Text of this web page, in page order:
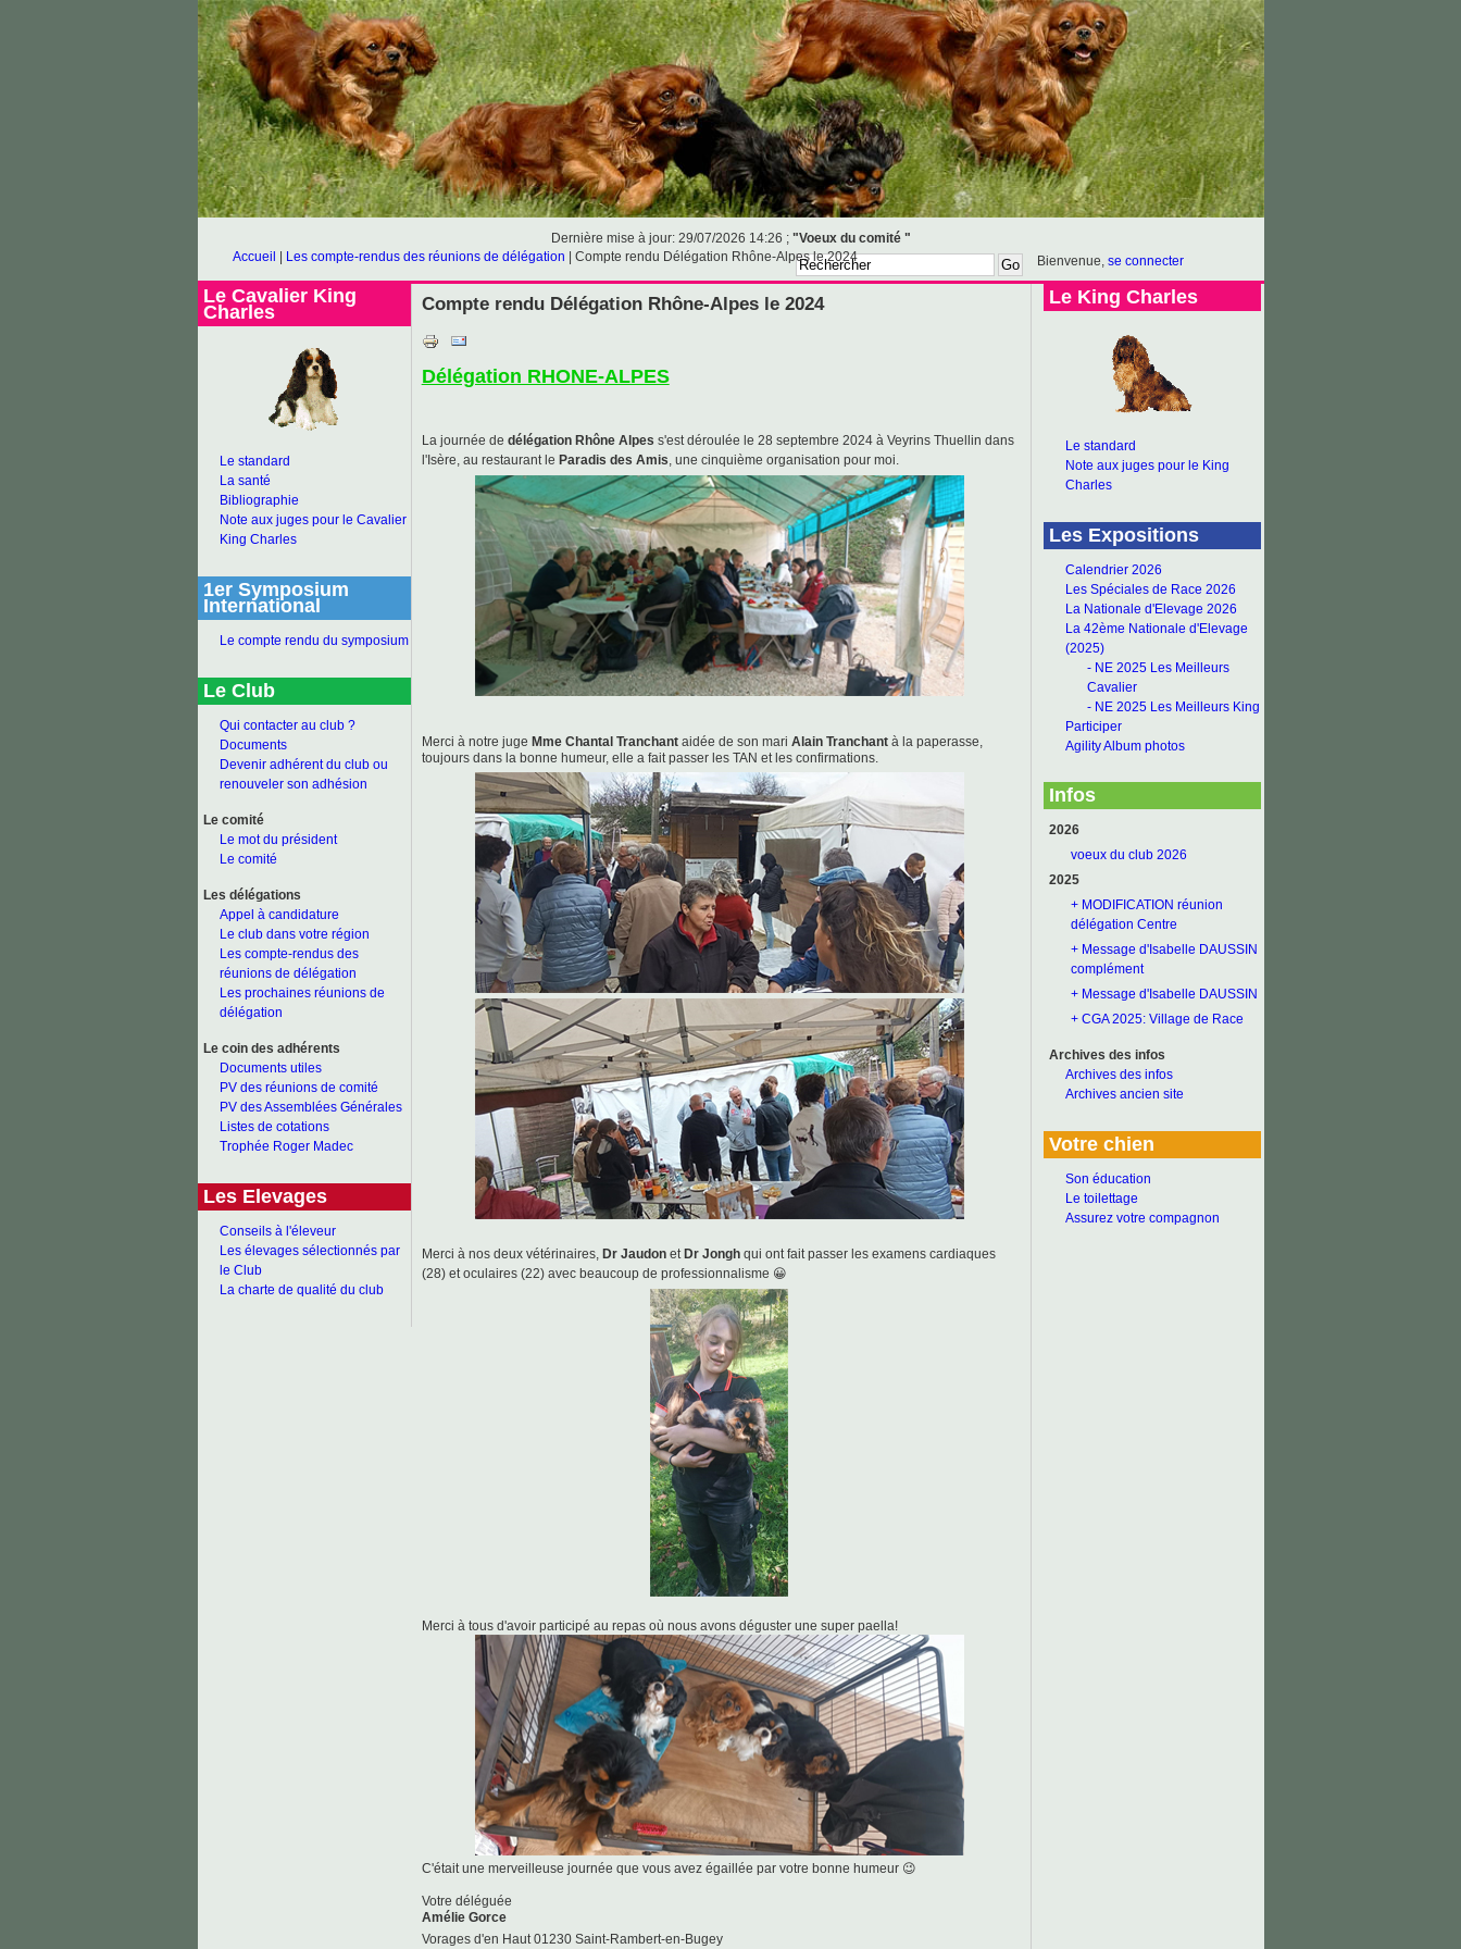
Accueil Les compte-rendus des réunions de délégation Compte rendu Délégation Rhône-Alpes le 2024
Dernière mise à jour: 29/07/2026 14:26 ; "Voeux du comité "
Bienvenue, se connecter
Le Cavalier King
Charles
Le standard
La santé
Bibliographie
Note aux juges pour le Cavalier
King Charles
1er Symposium
International
Le compte rendu du symposium
Le Club
Qui contacter au club ?
Documents
Devenir adhérent du club ou
renouveler son adhésion
Le comité
Le mot du président
Le comité
Les délégations
Appel à candidature
Le club dans votre région
Les compte-rendus des
réunions de délégation
Les prochaines réunions de
délégation
Le coin des adhérents
Documents utiles
PV des réunions de comité
PV des Assemblées Générales
Listes de cotations
Trophée Roger Madec
Les Elevages
Conseils à l'éleveur
Les élevages sélectionnés par
le Club
La charte de qualité du club
Compte rendu Délégation Rhône-Alpes le 2024
Délégation RHONE-ALPES
La journée de délégation Rhône Alpes s'est déroulée le 28 septembre 2024 à Veyrins Thuellin dans
l'Isère, au restaurant le Paradis des Amis, une cinquième organisation pour moi.
Merci à notre juge Mme Chantal Tranchantaidée de son mari Alain Tranchantà la paperasse,
toujours dans la bonne humeur, elle a fait passer les TAN et les confirmations.
Merci à nos deux vétérinaires, Dr Jaudonet Dr Jonghqui ont fait passer les examens cardiaques
(28) et oculaires (22) avec beaucoup de professionnalisme 😀
Merci à tous d'avoir participé au repas où nous avons déguster une super paella!
C'était une merveilleuse journée que vous avez égaillée par votre bonne humeur 😉
Votre déléguée
Amélie Gorce
Vorages d'en Haut 01230 Saint-Rambert-en-Bugey
Le King Charles
Le standard
Note aux juges pour le King
Charles
Les Expositions
Calendrier 2026
Les Spéciales de Race 2026
La Nationale d'Elevage 2026
La 42ème Nationale d'Elevage
(2025)
- NE 2025 Les Meilleurs
Cavalier
- NE 2025 Les Meilleurs King
Participer
Agility Album photos
Infos
2026
voeux du club 2026
2025
+ MODIFICATION réunion
délégation Centre
+ Message d'Isabelle DAUSSIN
complément
+ Message d'Isabelle DAUSSIN
+ CGA 2025: Village de Race
Archives des infos
Archives des infos
Archives ancien site
Votre chien
Son éducation
Le toilettage
Assurez votre compagnon